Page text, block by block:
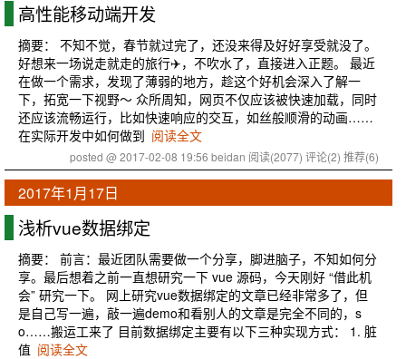
高性能移动端开发
摘要： 不知不觉，春节就过完了，还没来得及好好享受就没了。
好想来一场说走就走的旅行✈️，不吹水了，直接进入正题。 最近
在做一个需求，发现了薄弱的地方，趁这个好机会深入了解一
下，拓宽一下视野～ 众所周知，网页不仅应该被快速加载，同时
还应该流畅运行，比如快速响应的交互，如丝般顺滑的动画……
在实际开发中如何做到 阅读全文
posted @ 2017-02-08 19:56 beidan 阅读(2077) 评论(2) 推荐(6)
2017年1月17日
浅析vue数据绑定
摘要： 前言：最近团队需要做一个分享，脚进脑子，不知如何分
享。最后想着之前一直想研究一下 vue 源码，今天刚好 “借此机
会” 研究一下。 网上研究vue数据绑定的文章已经非常多了，但
是自己写一遍，敲一遍demo和看别人的文章是完全不同的，s
o……搬运工来了 目前数据绑定主要有以下三种实现方式： 1. 脏
值 阅读全文